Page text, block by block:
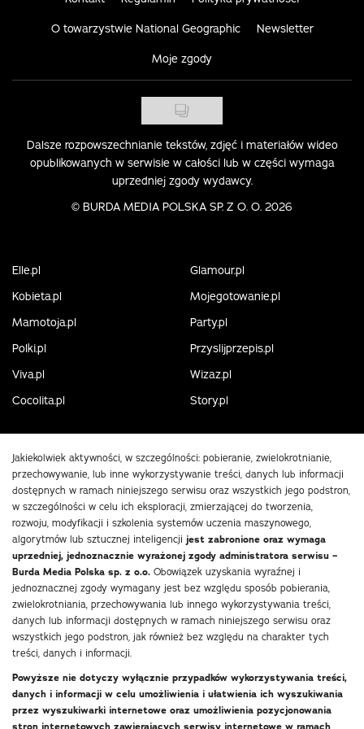
O towarzystwie National Geographic Newsletter
Moje zgody
Dalsze rozpowszechnianie tekstów, zdjęć i materiałów wideo
opublikowanych w serwisie w całości lub w części wymaga
uprzedniej zgody wydawcy.
© BURDA MEDIA POLSKA SP. Z O. O. 2026
Elle.pl
Glamour.pl
Kobieta.pl
Mojegotowanie.pl
Mamotoja.pl
Party.pl
Polki.pl
Przyslijprzepis.pl
Viva.pl
Wizaz.pl
Cocolita.pl
Story.pl
Jakiekolwiek aktywności, w szczególności: pobieranie, zwielokrotnianie,
przechowywanie, lub inne wykorzystywanie treści, danych lub informacji
dostępnych w ramach niniejszego serwisu oraz wszystkich jego podstron,
w szczególności w celu ich eksploracji, zmierzającej do tworzenia,
rozwoju, modyfikacji i szkolenia systemów uczenia maszynowego,
algorytmów lub sztucznej inteligencji jest zabronione oraz wymaga
uprzedniej, jednoznacznie wyrażonej zgody administratora serwisu –
Burda Media Polska sp. z o.o. Obowiązek uzyskania wyraźnej i
jednoznacznej zgody wymagany jest bez względu sposób pobierania,
zwielokrotniania, przechowywania lub innego wykorzystywania treści,
danych lub informacji dostępnych w ramach niniejszego serwisu oraz
wszystkich jego podstron, jak również bez względu na charakter tych
treści, danych i informacji.
Powyższe nie dotyczy wyłącznie przypadków wykorzystywania treści,
danych i informacji w celu umożliwienia i ułatwienia ich wyszukiwania
przez wyszukiwarki internetowe oraz umożliwienia pozycjonowania